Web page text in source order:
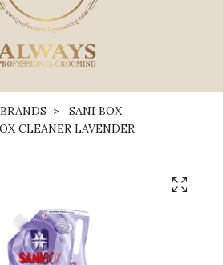
BRANDS
SANI BOX
CLEANER LAVENDER